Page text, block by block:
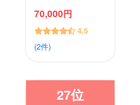
70,000円
4.5
(2件)
27位